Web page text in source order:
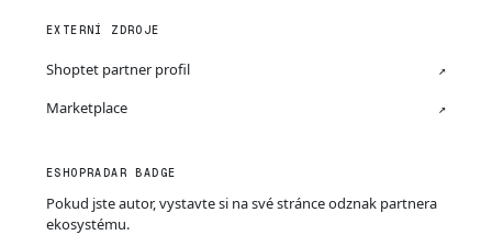
EXTERNÍ ZDROJE
Shoptet partner profil ↗
Marketplace ↗
ESHOPRADAR BADGE
Pokud jste autor, vystavte si na své stránce odznak partnera
ekosystému.